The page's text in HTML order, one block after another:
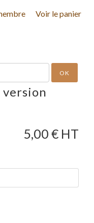
Voir le panier
OK
version
5,00 € HT